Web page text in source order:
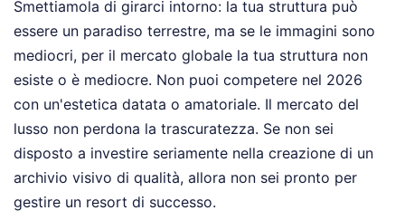
Smettiamola di girarci intorno: la tua struttura può
essere un paradiso terrestre, ma se le immagini sono
mediocri, per il mercato globale la tua struttura non
esiste o è mediocre. Non puoi competere nel 2026
con un'estetica datata o amatoriale. Il mercato del
lusso non perdona la trascuratezza. Se non sei
disposto a investire seriamente nella creazione di un
archivio visivo di qualità, allora non sei pronto per
gestire un resort di successo.